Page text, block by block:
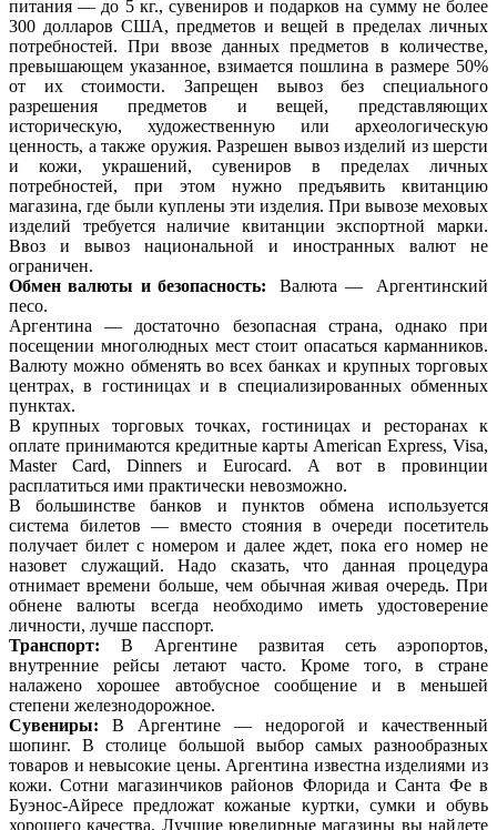
питания — до 5 кг., сувениров и подарков на сумму не более
300 долларов США, предметов и вещей в пределах личных
потребностей. При ввозе данных предметов в количестве,
превышающем указанное, взимается пошлина в размере 50%
от их стоимости. Запрещен вывоз без специального
разрешения предметов и вещей, представляющих
историческую, художественную или археологическую
ценность, а также оружия. Разрешен вывоз изделий из шерсти
и кожи, украшений, сувениров в пределах личных
потребностей, при этом нужно предъявить квитанцию
магазина, где были куплены эти изделия. При вывозе меховых
изделий требуется наличие квитанции экспортной марки.
Ввоз и вывоз национальной и иностранных валют не
ограничен.
Обмен валюты и безопасность:
Валюта — Аргентинский
песо.
Аргентина — достаточно безопасная страна, однако при
посещении многолюдных мест стоит опасаться карманников.
Валюту можно обменять во всех банках и крупных торговых
центрах, в гостиницах и в специализированных обменных
пунктах.
В крупных торговых точках, гостиницах и ресторанах к
оплате принимаются кредитные карты American Express, Visa,
Master Card, Dinners и Eurocard. А вот в провинции
расплатиться ими практически невозможно.
В большинстве банков и пунктов обмена используется
система билетов — вместо стояния в очереди посетитель
получает билет с номером и далее ждет, пока его номер не
назовет служащий. Надо сказать, что данная процедура
отнимает времени больше, чем обычная живая очередь. При
обнене валюты всегда необходимо иметь удостоверение
личности, лучше пасспорт.
Транспорт: В Аргентине развитая сеть аэропортов,
внутренние рейсы летают часто. Кроме того, в стране
налажено хорошее автобусное сообщение и в меньшей
степени железнодорожное.
Сувениры: В Аргентине — недорогой и качественный
шопинг. В столице большой выбор самых разнообразных
товаров и невысокие цены. Аргентина известна изделиями из
кожи. Сотни магазинчиков районов Флорида и Санта Фе в
Буэнос-Айресе предложат кожаные куртки, сумки и обувь
хорошего качества. Лучшие ювелирные магазины вы найдете